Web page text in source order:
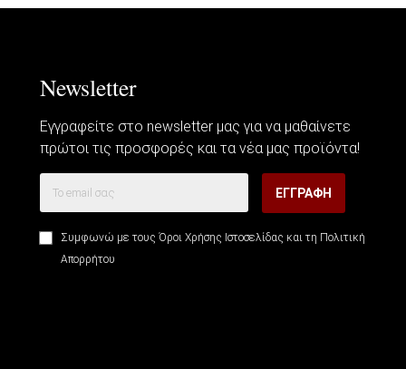
Newsletter
Εγγραφείτε στο newsletter μας για να μαθαίνετε
πρώτοι τις προσφορές και τα νέα μας προϊόντα!
ΕΓΓΡΑΦΉ
Συμφωνώ με τους Όροι Χρήσης Ιστοσελίδας και τη Πολιτική
Απορρήτου